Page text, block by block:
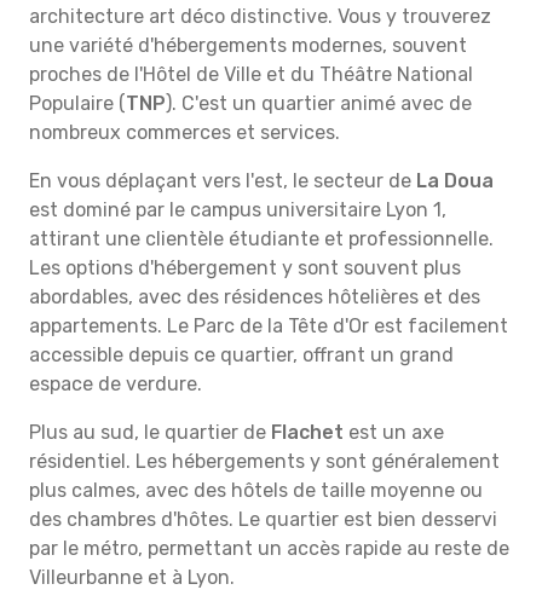
architecture art déco distinctive. Vous y trouverez
une variété d'hébergements modernes, souvent
proches de l'Hôtel de Ville et du Théâtre National
Populaire (TNP). C'est un quartier animé avec de
nombreux commerces et services.
En vous déplaçant vers l'est, le secteur de La Doua
est dominé par le campus universitaire Lyon 1,
attirant une clientèle étudiante et professionnelle.
Les options d'hébergement y sont souvent plus
abordables, avec des résidences hôtelières et des
appartements. Le Parc de la Tête d'Or est facilement
accessible depuis ce quartier, offrant un grand
espace de verdure.
Plus au sud, le quartier de Flachet est un axe
résidentiel. Les hébergements y sont généralement
plus calmes, avec des hôtels de taille moyenne ou
des chambres d'hôtes. Le quartier est bien desservi
par le métro, permettant un accès rapide au reste de
Villeurbanne et à Lyon.